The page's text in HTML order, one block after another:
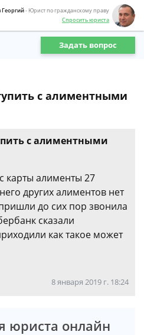
Георгий- Юрист по гражданскому праву
Спросить юриста
Задать вопрос
с алиментными
с алиментными
карты алименты 27
других алиментов нет
до сих пор звонила
сказали
как такое может
8 января 2019 г. 18:24
юриста онлайн